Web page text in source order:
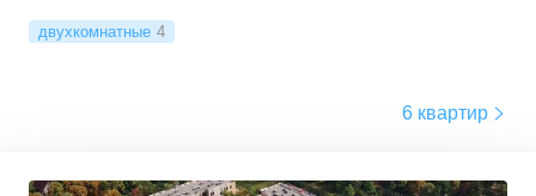
двухкомнатные 4
6 квартир